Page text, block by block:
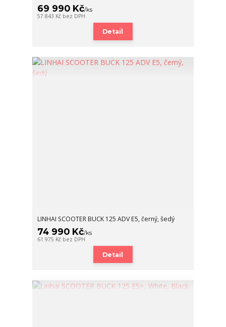
69 990 Kč/ks
57 843 Kč bez DPH
Detail
LINHAI SCOOTER BUCK 125 ADV E5, černý, šedý
74 990 Kč/ks
61 975 Kč bez DPH
Detail